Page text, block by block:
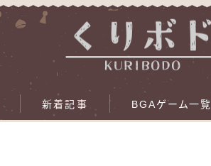
新着記事 BGAゲーム一覧